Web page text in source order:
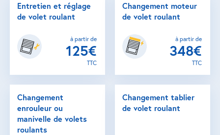
Entretien et réglage
de volet roulant
à partir de
125€
TTC
Changement moteur
de volet roulant
à partir de
348€
TTC
Changement
enrouleur ou
manivelle de volets
roulants
Changement tablier
de volet roulant